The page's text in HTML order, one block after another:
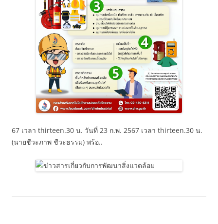
67 เวลา thirteen.30 น. วันที่ 23 ก.พ. 2567 เวลา thirteen.30 น.
(นายชีวะภาพ ชีวะธรรม) พร้อ..